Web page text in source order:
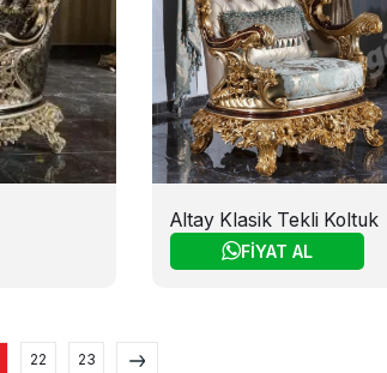
Altay Klasik Tekli Koltuk
FİYAT AL
22 23